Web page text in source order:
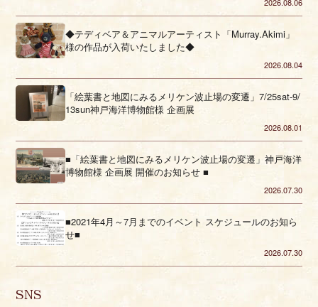
2026.08.06
◆テディベア＆アニマルアーティスト「Murray.Akimi」
様の作品が入荷いたしました◆
2026.08.04
「絵葉書と地図にみるメリケン波止場の変遷」7/25sat-9/
13sun神戸海洋博物館様 企画展
2026.08.01
■「絵葉書と地図にみるメリケン波止場の変遷」神戸海洋
博物館様 企画展 開催のお知らせ ■
2026.07.30
■2021年4月～7月までのイベント スケジュールのお知ら
せ■
2026.07.30
SNS